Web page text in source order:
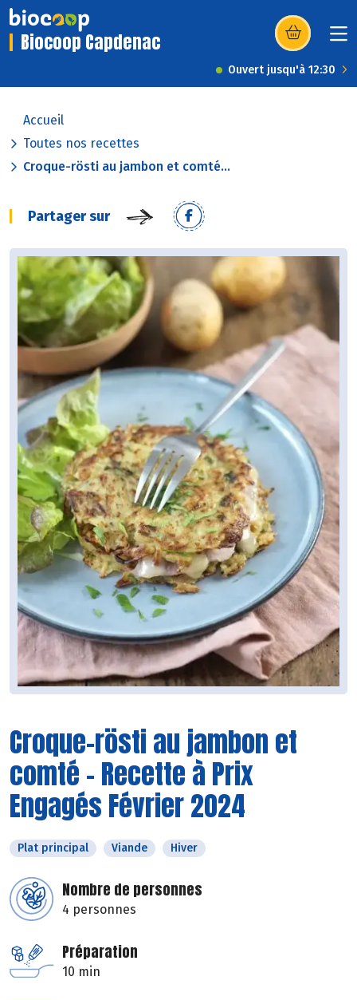
Biocoop Capdenac (s’ouvre dans
Ouvert jusqu'à 12:30
Accueil
Toutes nos recettes
Croque-rösti au jambon et comté...
Partager sur
Croque-rösti au jambon et
comté - Recette à Prix
Engagés Février 2024
Plat principal Viande Hiver
Nombre de personnes
4 personnes
Préparation
10 min